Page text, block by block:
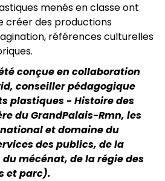
menés en classe ont
créer des productions
références culturelles
conçue en collaboration
conseiller pédagogique
plastiques - Histoire des
du GrandPalais-Rmn, les
et domaine du
des publics, de la
mécénat, de la régie des
et parc).